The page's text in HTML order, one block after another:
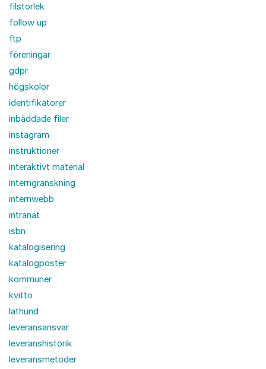
filstorlek
follow up
ftp
föreningar
gdpr
högskolor
identifikatorer
inbäddade filer
instagram
instruktioner
interaktivt material
interngranskning
internwebb
intranät
isbn
katalogisering
katalogposter
kommuner
kvitto
lathund
leveransansvar
leveranshistorik
leveransmetoder